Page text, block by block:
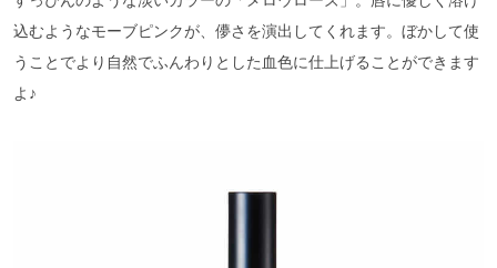
込むようなモーブピンクが、儚さを演出してくれます。ぼかして使
うことでより自然でふんわりとした血色に仕上げることができます
よ♪